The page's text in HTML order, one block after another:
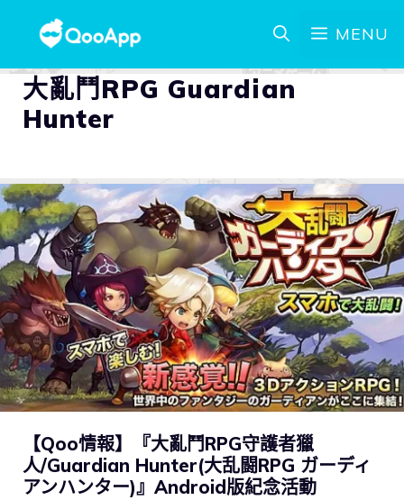
MENU
大亂鬥RPG Guardian
Hunter
【Qoo情報】『大亂鬥RPG守護者獵
人/Guardian Hunter(大乱闘RPG ガーディ
アンハンター)』Android版紀念活動